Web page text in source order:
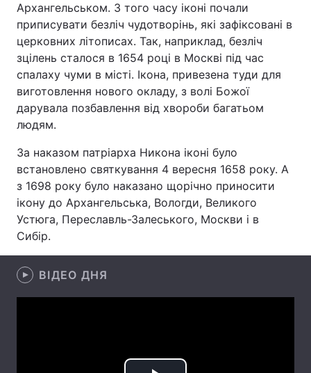
Техно і зв'язок Лайт
Зброя Інциденти
Здоров'я Туризм
Цікавинки Погода
Лонгріди
Відео з Youtube Статті
Інтерв'ю
Архів
Контакти
Архангельськом. З того часу іконі почали
приписувати безліч чудотворінь, які зафіксовані в
церковних літописах. Так, наприклад, безліч
зцілень сталося в 1654 році в Москві під час
спалаху чуми в місті. Ікона, привезена туди для
виготовлення нового окладу, з волі Божої
дарувала позбавлення від хвороби багатьом
людям.
За наказом патріарха Никона іконі було
встановлено святкування 4 вересня 1658 року. А
з 1698 року було наказано щорічно приносити
ікону до Архангельська, Вологди, Великого
Устюга, Переславль-Залеського, Москви і в
Сибір.
ВІДЕО ДНЯ